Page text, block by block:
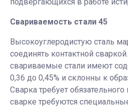
Свариваемость стали 45
Высокоуглеродистую сталь
соединять контактной
свариваемые стали имеют
0,36 до 0,45% и склонны к
Сварка требует
сварке требуются